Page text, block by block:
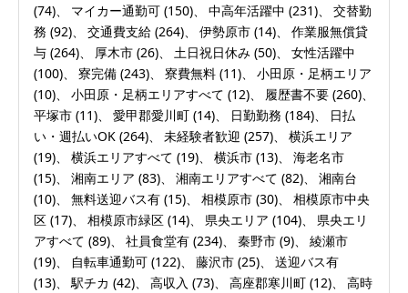
(74)
マイカー通勤可 (150) 中高年活躍中 (231)
交替勤
務 (92) 交通費支給 (264) 伊勢原市 (14)
作業服無償貸
与 (264) 厚木市 (26) 土日祝日休み (50)
女性活躍中
(100)
寮完備 (243) 寮費無料 (11)
小田原・足柄エリア
(10)
小田原・足柄エリアすべて (12) 履歴書不要 (260)
平塚市 (11) 愛甲郡愛川町 (14) 日勤勤務 (184)
日払
い・週払いOK (264) 未経験者歓迎 (257)
横浜エリア
(19)
横浜エリアすべて (19) 横浜市 (13)
海老名市
(15)
湘南エリア (83) 湘南エリアすべて (82)
湘南台
(10)
無料送迎バス有 (15) 相模原市 (30)
相模原市中央
区 (17) 相模原市緑区 (14) 県央エリア (104)
県央エリ
アすべて (89) 社員食堂有 (234) 秦野市 (9)
綾瀬市
(19)
自転車通勤可 (122) 藤沢市 (25)
送迎バス有
(13)
駅チカ (42) 高収入 (73) 高座郡寒川町 (12)
高時